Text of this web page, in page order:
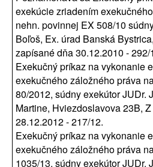
exekúcie zriadením
nehn. povinnej EX 508/10
Boľoš, Ex. úrad Banská
zapísané dňa 30.12.2010 - 292/
Exekučný príkaz na vykonanie
exekučného záložného práva
80/2012, súdny exekútor JUDr.
Martine, Hviezdoslavova 23B,
28.12.2012 - 217/12.
Exekučný príkaz na vykonanie
exekučného záložného práva
1035/13, súdny exekútor JUDr.